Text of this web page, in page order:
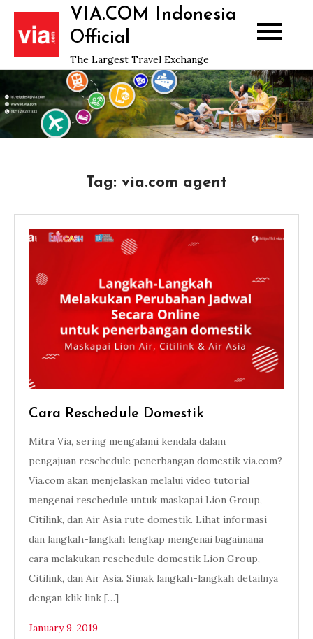
Skip
content
VIA.COM Indonesia
Official
The Largest Travel Exchange
Tag: via.com agent
Cara Reschedule Domestik
Mitra Via, sering mengalami kendala dalam
pengajuan reschedule penerbangan domestik via.com?
Via.com akan menjelaskan melalui video tutorial
mengenai reschedule untuk maskapai Lion Group,
Citilink, dan Air Asia rute domestik. Lihat informasi
dan langkah-langkah lengkap mengenai bagaimana
cara melakukan reschedule domestik Lion Group,
Citilink, dan Air Asia. Simak langkah-langkah detailnya
dengan klik link […]
January 9, 2019